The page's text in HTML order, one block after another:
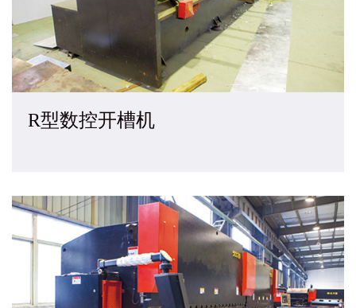
R型数控开槽机